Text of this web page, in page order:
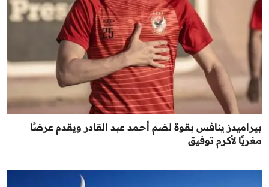
بيراميدز ينافس بقوة لضم أحمد عبد القادر ويقدم عرضًا
مغريًا لأكرم توفيق